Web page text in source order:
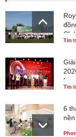
Club
Tin
Tin
6